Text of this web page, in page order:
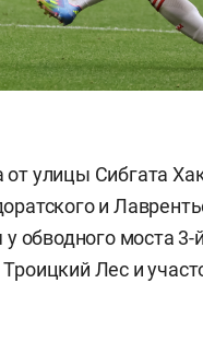
от улицы Сибгата
и
обводного моста 3-й
Лес и